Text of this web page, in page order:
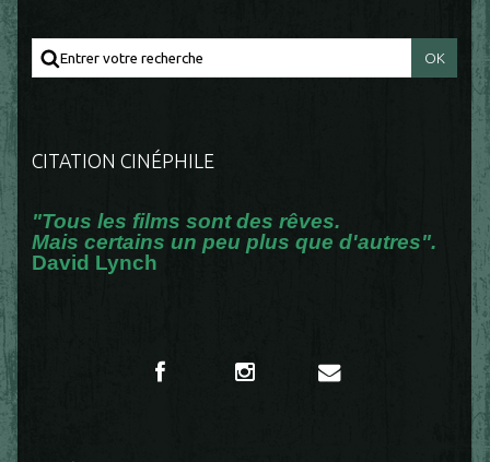
CITATION CINÉPHILE
"Tous les films sont des rêves.
Mais certains un peu plus que d'autres".
David Lynch